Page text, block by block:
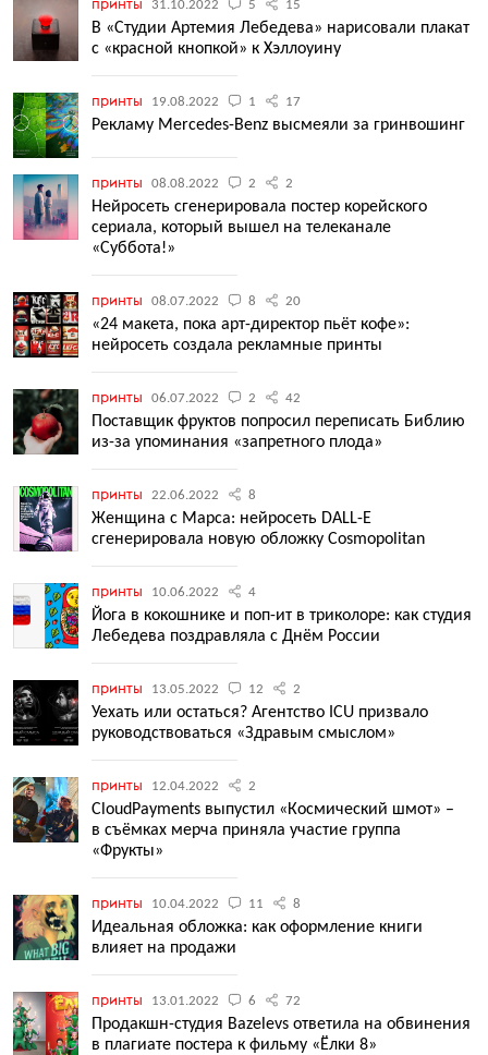
31.10.2022 5 15
В «Студии Артемия Лебедева» нарисовали плакат
с «красной кнопкой» к Хэллоуину
принты 19.08.2022 1 17
Рекламу Mercedes-Benz высмеяли за гринвошинг
принты 08.08.2022 2 2
Нейросеть сгенерировала постер корейского
сериала, который вышел на телеканале
«Суббота!»
принты 08.07.2022 8 20
«24 макета, пока арт-директор пьёт кофе»:
нейросеть создала рекламные принты
принты 06.07.2022 2 42
Поставщик фруктов попросил переписать Библию
из-за упоминания «запретного плода»
принты 22.06.2022 8
Женщина с Марса: нейросеть DALL-E
сгенерировала новую обложку Cosmopolitan
принты 10.06.2022 4
Йога в кокошнике и поп-ит в триколоре: как студия
Лебедева поздравляла с Днём России
принты 13.05.2022 12 2
Уехать или остаться? Агентство ICU призвало
руководствоваться «Здравым смыслом»
принты 12.04.2022 2
CloudPayments выпустил «Космический шмот» –
в съёмках мерча приняла участие группа
«Фрукты»
принты 10.04.2022 11 8
Идеальная обложка: как оформление книги
влияет на продажи
принты 13.01.2022 6 72
Продакшн-студия Bazelevs ответила на обвинения
в плагиате постера к фильму «Ёлки 8»